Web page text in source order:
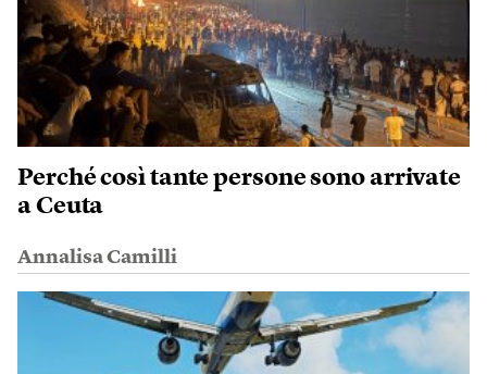
Perché così tante persone sono arrivate
a Ceuta
Annalisa Camilli